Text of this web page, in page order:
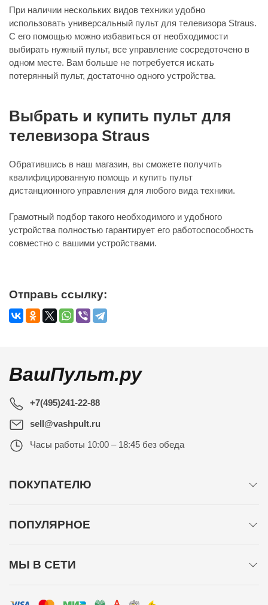
При наличии нескольких видов техники удобно
использовать универсальный пульт для телевизора Straus.
С его помощью можно избавиться от необходимости
выбирать нужный пульт, все управление сосредоточено в
одном месте. Вам больше не потребуется искать
потерянный пульт, достаточно одного устройства.
Выбрать и купить пульт для
телевизора Straus
Обратившись в наш магазин, вы сможете получить
квалифицированную помощь и купить пульт
дистанционного управления для любого вида техники.
Грамотный подбор такого необходимого и удобного
устройства полностью гарантирует его работоспособность
совместно с вашими устройствами.
Отправь ссылку:
ВашПульт.ру
+7(495)241-22-88
sell@vashpult.ru
Часы работы 10:00 – 18:45 без обеда
ПОКУПАТЕЛЮ
ПОПУЛЯРНОЕ
МЫ В СЕТИ